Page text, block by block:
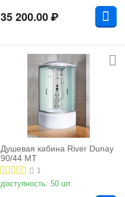
35 200.00₽
Душевая кабина River Dunay
90/44 МТ
1
доступность: 50 шт.